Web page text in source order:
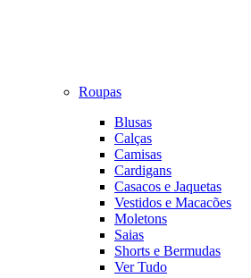
Roupas
Blusas
Calças
Camisas
Cardigans
Casacos e Jaquetas
Vestidos e Macacões
Moletons
Saias
Shorts e Bermudas
Ver Tudo